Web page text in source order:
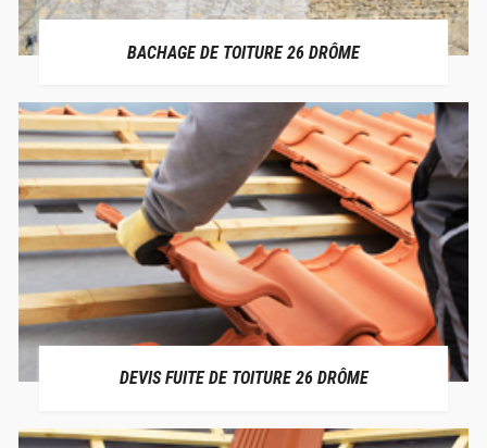
BACHAGE DE TOITURE 26 DRÔME
DEVIS FUITE DE TOITURE 26 DRÔME